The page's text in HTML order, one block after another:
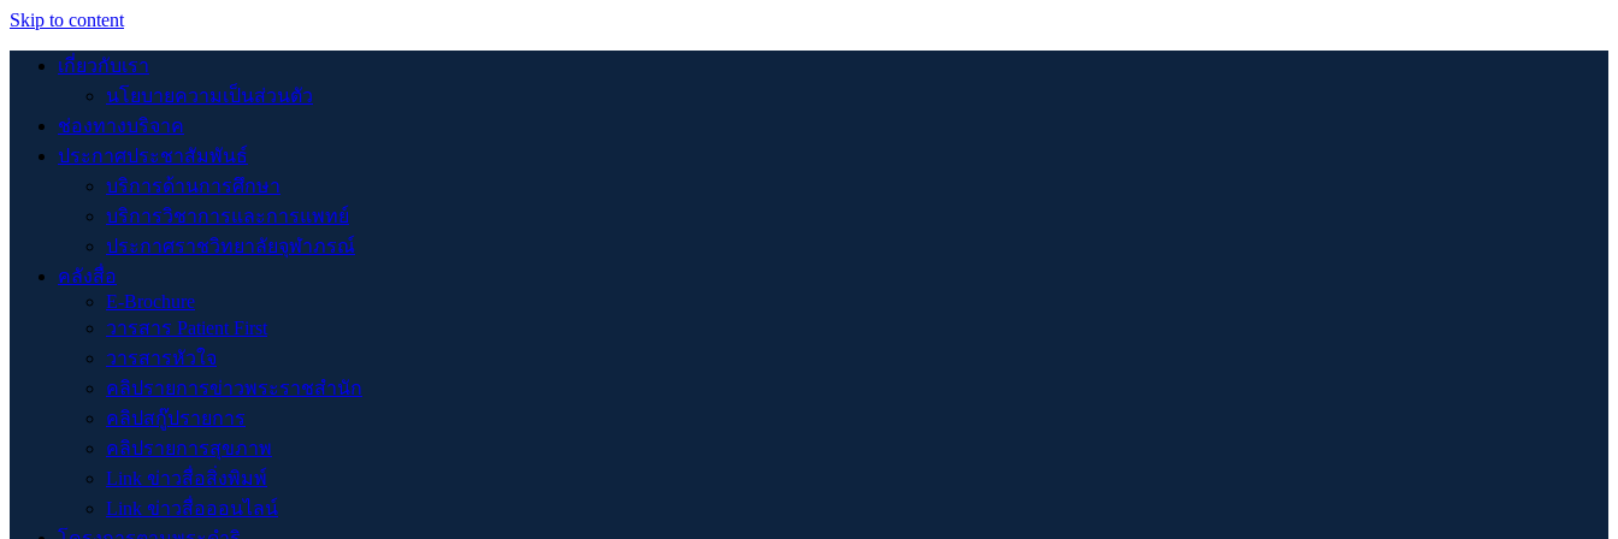
Skip to content
เกี่ยวกับเรา
นโยบายความเป็นส่วนตัว
ช่องทางบริจาค
ประกาศประชาสัมพันธ์
บริการด้านการศึกษา
บริการวิชาการและการแพทย์
ประกาศราชวิทยาลัยจุฬาภรณ์
คลังสื่อ
E-Brochure
วารสาร Patient First
วารสารหัวใจ
คลิปรายการข่าวพระราชสำนัก
คลิปสกู๊ปรายการ
คลิปรายการสุขภาพ
Link ข่าวสื่อสิ่งพิมพ์
Link ข่าวสื่อออนไลน์